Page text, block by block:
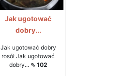
Jak ugotować
dobry...
Jak ugotować dobry
rosół Jak ugotować
dobry... ⇖ 102